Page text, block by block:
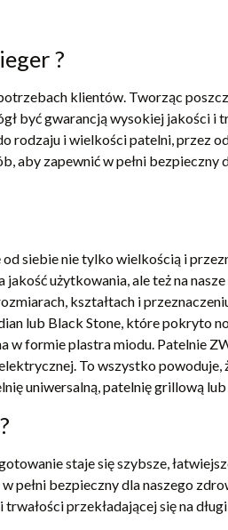
?
klientów. Tworząc
być gwarancją wysokiej jakości i
rodzaju i wielkości patelni, przez
aby zapewnić w pełni
siebie nie tylko wielkością i
użytkowania, ale też na
kształtach i
lub Black Stone, które pokryto
formie plastra miodu. Patelnie
To wszystko
uniwersalną, patelnię grillową
staje się szybsze,
pełni bezpieczny dla naszego
przekładającej się na